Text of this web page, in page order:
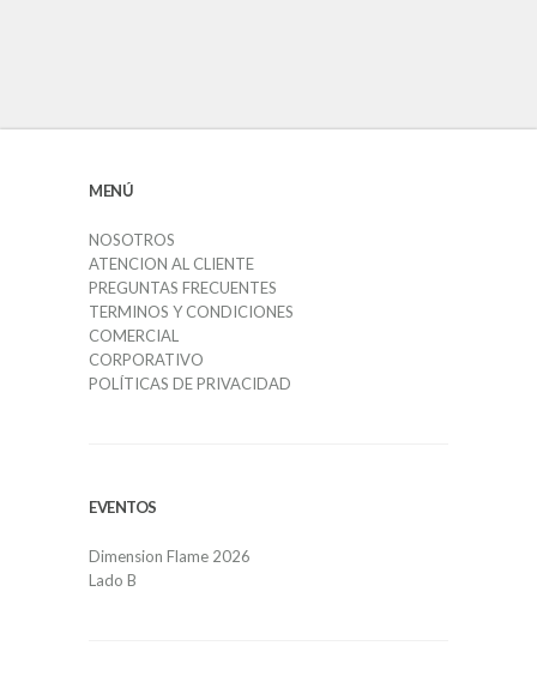
MENÚ
NOSOTROS
ATENCION AL CLIENTE
PREGUNTAS FRECUENTES
TERMINOS Y CONDICIONES
COMERCIAL
CORPORATIVO
POLÍTICAS DE PRIVACIDAD
EVENTOS
Dimension Flame 2026
Lado B